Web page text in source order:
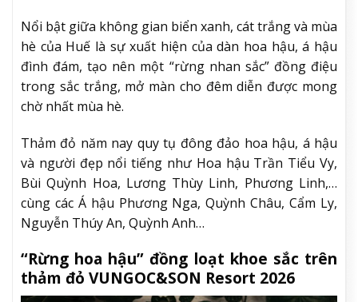
Nổi bật giữa không gian biển xanh, cát trắng và mùa
hè của Huế là sự xuất hiện của dàn hoa hậu, á hậu
đình đám, tạo nên một “rừng nhan sắc” đồng điệu
trong sắc trắng, mở màn cho đêm diễn được mong
chờ nhất mùa hè.
Thảm đỏ năm nay quy tụ đông đảo hoa hậu, á hậu
và người đẹp nổi tiếng như Hoa hậu Trần Tiểu Vy,
Bùi Quỳnh Hoa, Lương Thùy Linh, Phương Linh,…
cùng các Á hậu Phương Nga, Quỳnh Châu, Cẩm Ly,
Nguyễn Thúy An, Quỳnh Anh…
“Rừng hoa hậu” đồng loạt khoe sắc trên
thảm đỏ VUNGOC&SON Resort 2026